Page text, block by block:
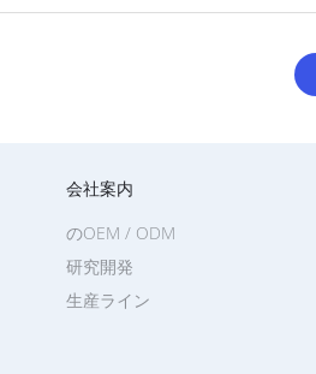
会社案内
生産ライン
のOEM / ODM
研究開発